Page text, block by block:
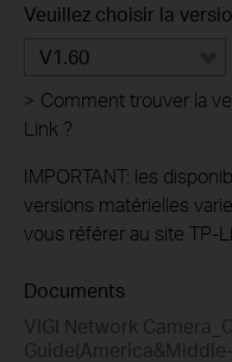
Veuillez choisir la
V1.60
> Comment trouver la
Link ?
IMPORTANT: les
versions matérielles
vous référer au site TP-
Documents
VIGI Network